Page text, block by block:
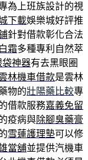
為上班族設計的視
下載娛樂城好評推
針對借款彰化合法
霜多種專利自然萃
袋神器有去黑眼圈
林機車借款是雲林
物的壯陽藥比較專
借款服務嘉義免留
疫病與除腳臭藥膏
雪蓮護理墊可以修
當舖並提供汽機車